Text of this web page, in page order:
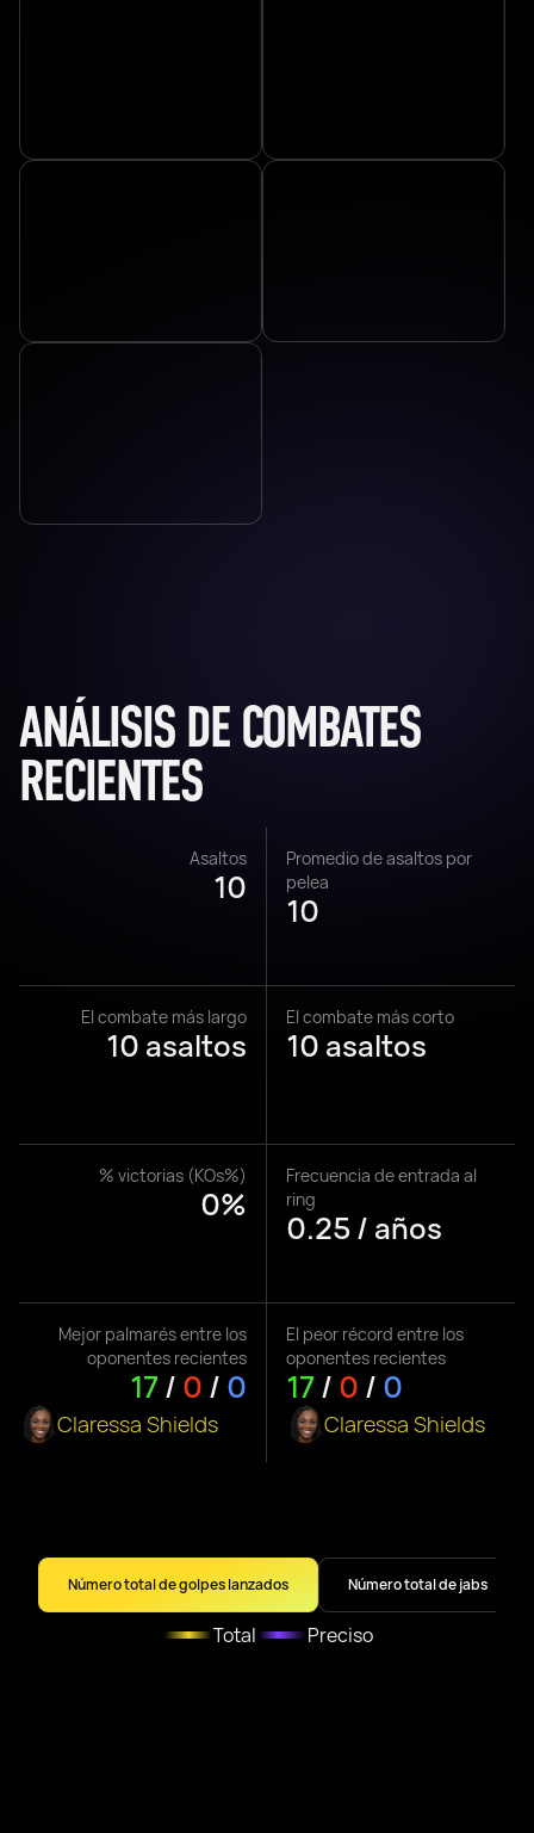
ANÁLISIS DE COMBATES
RECIENTES
Asaltos
10
Promedio de asaltos por
pelea
10
El combate más largo
10 asaltos
El combate más corto
10 asaltos
% victorias (KOs%)
0%
Frecuencia de entrada al
ring
0.25 / años
Mejor palmarés entre los
oponentes recientes
17 / 0 / 0
Claressa Shields
El peor récord entre los
oponentes recientes
17 / 0 / 0
Claressa Shields
Número total de golpes lanzados Número total de jabs
Total Preciso